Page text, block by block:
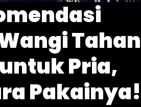
Tahan
Pria,
Pakainya!